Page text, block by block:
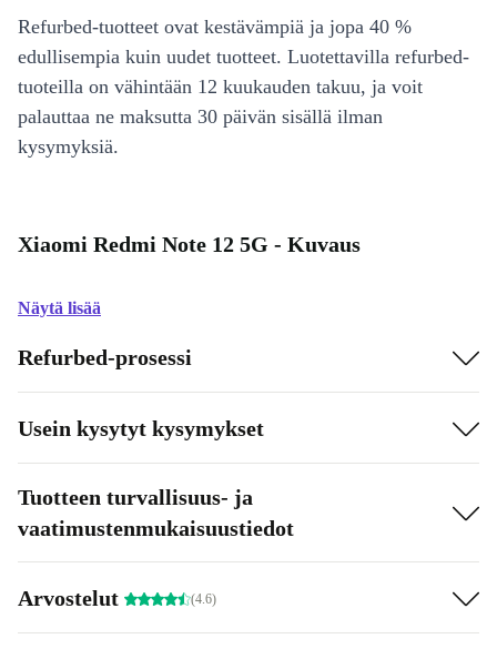
Refurbed-tuotteet ovat kestävämpiä ja jopa 40 %
edullisempia kuin uudet tuotteet. Luotettavilla refurbed-
tuoteilla on vähintään 12 kuukauden takuu, ja voit
palauttaa ne maksutta 30 päivän sisällä ilman
kysymyksiä.
Xiaomi Redmi Note 12 5G - Kuvaus
Näytä lisää
Refurbed-prosessi
Usein kysytyt kysymykset
Tuotteen turvallisuus- ja
vaatimustenmukaisuustiedot
Arvostelut (4.6)